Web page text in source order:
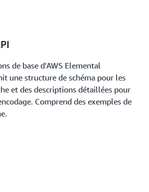
de base d’AWS Elemental
une structure de schéma pour les
et des descriptions détaillées pour
Comprend des exemples de